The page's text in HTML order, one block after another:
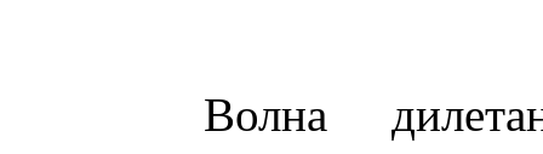
Волна